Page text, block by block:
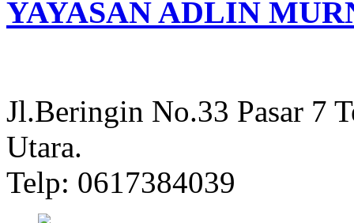
YAYASAN ADLIN
Jl.Beringin No.33 Pasar 7
Utara.
Telp: 0617384039